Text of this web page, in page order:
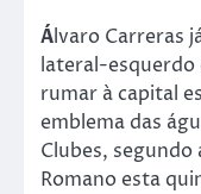
Álvaro Carreras
lateral-esquerdo
rumar à capital
emblema das
Clubes,
Romano esta